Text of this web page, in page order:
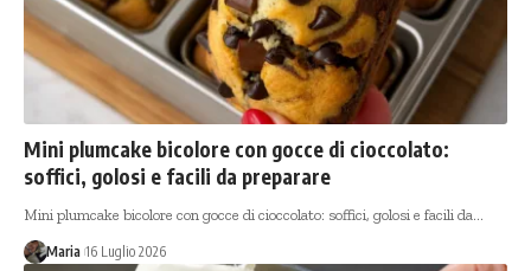
Mini plumcake bicolore con gocce di cioccolato:
soffici, golosi e facili da preparare
Mini plumcake bicolore con gocce di cioccolato: soffici, golosi e facili da…
Maria 16 Luglio 2026